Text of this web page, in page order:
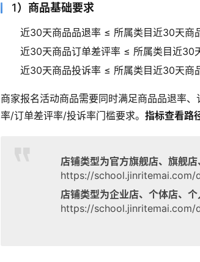
1）商品基础要求
近30天商品品退率 ≤ 所属类目近30天商
近30天商品订单差评率 ≤ 所属类目近30
近30天商品投诉率 ≤ 所属类目近30天商
商家报名活动商品需要同时满足商品品退率
率/订单差评率/投诉率门槛要求。指标查看路
店铺类型为官方旗舰店、旗舰
https://
店铺类型为企业店、个体店、个
https://